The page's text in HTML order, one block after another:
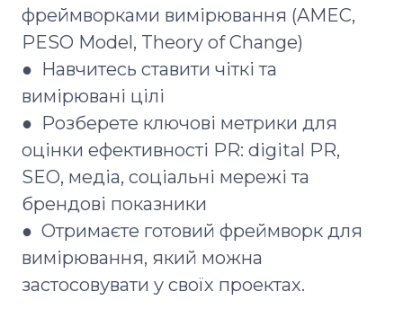
фреймворками вимірювання (AMEC,
PESO Model, Theory of Change)
● Навчитесь ставити чіткі та
вимірювані цілі
● Розберете ключові метрики для
оцінки ефективності PR: digital PR,
SEO, медіа, соціальні мережі та
брендові показники
● Отримаєте готовий фреймворк для
вимірювання, який можна
застосовувати у своїх проектах.